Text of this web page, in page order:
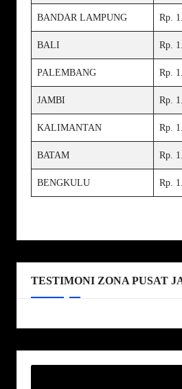
BANDAR LAMPUNG Rp.
BALI Rp.
PALEMBANG Rp.
JAMBI Rp.
KALIMANTAN Rp.
BATAM Rp.
BENGKULU Rp.
TESTIMONI ZONA PUSAT